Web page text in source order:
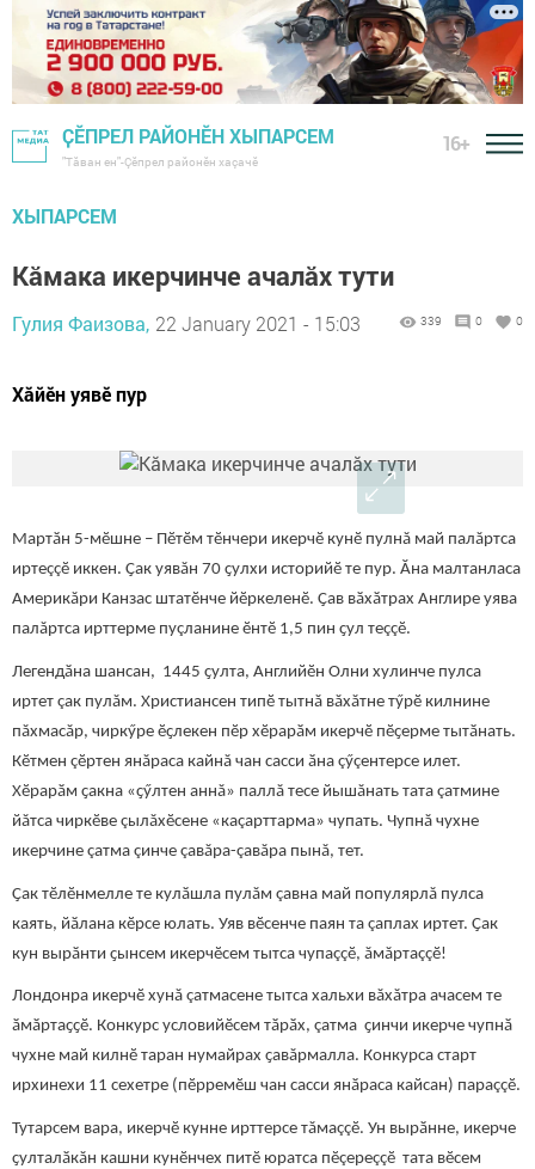
ҪӖПРЕЛ РАЙОНӖН ХЫПАРСЕМ
"Тӑван ен"-Çĕпрел районĕн хаçачӗ
16+
ХЫПАРСЕМ
Кăмака икерчинче ачалӑх тути
Гулия Фаизова, 22 January 2021 - 15:03 339 0 0
Хăйӗн уявӗ пур
Мартӑн 5-мӗшне – Пӗтӗм тӗнчери икерчӗ кунӗ пулнă май палăртса
иртеççӗ иккен. Ҫак уявăн 70 ҫулхи историйӗ те пур. Ăна малтанласа
Америкăри Канзас штатӗнче йӗркеленӗ. Ҫав вӑхӑтрах Англире уява
палăртса ирттерме пуçланине ӗнтӗ 1,5 пин ҫул теççӗ.
Легендӑна шансан, 1445 ҫулта, Английӗн Олни хулинче пулса
иртет çак пулăм. Христиансен типӗ тытнă вăхăтне тӳрӗ килнине
пăхмасăр, чиркӳре ӗҫлекен пӗр хӗрарӑм икерчӗ пӗҫерме тытӑнать.
Кӗтмен çӗртен янăраса кайнă чан сасси ӑна çӳçентерсе илет.
Хӗрарӑм ҫакна «ҫӳлтен аннă» паллă тесе йышăнать тата çатмине
йăтса чиркӗве çылăхӗсене «каçарттарма» чупать. Чупнă чухне
икерчине çатма çинче çавăра-çавăра пынă, тет.
Ҫак тӗлӗнмелле те кулӑшла пулăм çавна май популярлă пулса
каять, йӑлана кӗрсе юлать. Уяв вӗсенче паян та çаплах иртет. Ҫак
кун вырӑнти ҫынсем икерчӗсем тытса чупаççӗ, ăмăртаççӗ!
Лондонра икерчӗ хунă çатмасене тытса хальхи вăхăтра ачасем те
ӑмӑртаҫҫӗ. Конкурс условийӗсем тӑрӑх, çатма ҫинчи икерче чупнӑ
чухне май килнӗ таран нумайрах ҫавăрмалла. Конкурса старт
ирхинехи 11 сехетре (пӗрремӗш чан сасси янӑраса кайсан) параççӗ.
Тутарсем вара, икерчӗ кунне ирттерсе тăмаççӗ. Ун вырӑнне, икерче
ҫулталӑкăн кашни кунӗнчех питӗ юратса пӗçереççӗ тата вӗсем